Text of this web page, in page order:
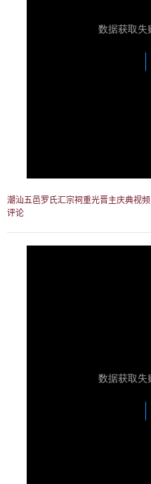
潮汕五邑罗氏汇宗祠重光晋主庆典视频
评论